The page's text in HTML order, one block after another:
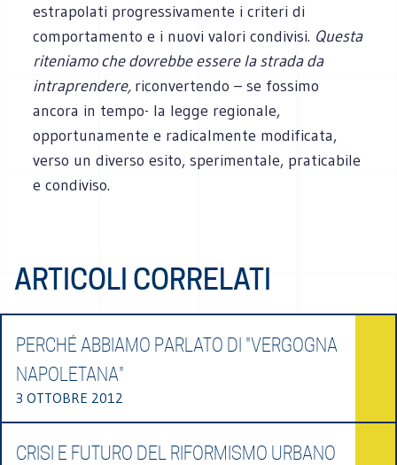
estrapolati progressivamente i criteri di
comportamento e i nuovi valori condivisi. Questa
riteniamo che dovrebbe essere la strada da
intraprendere, riconvertendo – se fossimo
ancora in tempo- la legge regionale,
opportunamente e radicalmente modificata,
verso un diverso esito, sperimentale, praticabile
e condiviso.
ARTICOLI CORRELATI
PERCHÉ ABBIAMO PARLATO DI "VERGOGNA
NAPOLETANA"
3 OTTOBRE 2012
CRISI E FUTURO DEL RIFORMISMO URBANO